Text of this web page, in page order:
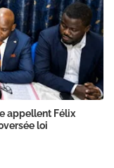
appellent Félix
loi